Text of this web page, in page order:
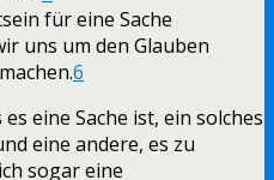
für eine Sache
uns um den Glauben
6
eine Sache ist, ein solches
eine andere, es zu
sogar eine